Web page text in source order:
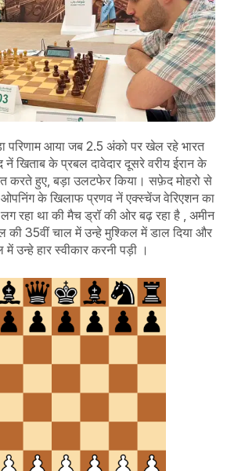
परिणाम आया जब 2.5 अंको पर खेल रहे भारत
खिताब के प्रबल दावेदार दूसरे वरीय ईरान के
करते हुए, बड़ा उलटफेर किया। सफ़ेद मोहरो से
के खिलाफ प्रणव नें एक्स्चेंज वेरिएशन का
रहा था की मैच ड्रॉ की ओर बढ़ रहा है , अमीन
की 35वीं चाल में उन्हे मुश्किल में डाल दिया और
हार स्वीकार करनी पड़ी ।